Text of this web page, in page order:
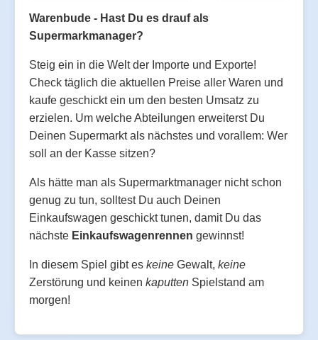
Warenbude - Hast Du es drauf als
Supermarkmanager?
Steig ein in die Welt der Importe und Exporte!
Check täglich die aktuellen Preise aller Waren und
kaufe geschickt ein um den besten Umsatz zu
erzielen. Um welche Abteilungen erweiterst Du
Deinen Supermarkt als nächstes und vorallem: Wer
soll an der Kasse sitzen?
Als hätte man als Supermarktmanager nicht schon
genug zu tun, solltest Du auch Deinen
Einkaufswagen geschickt tunen, damit Du das
nächste Einkaufswagenrennen gewinnst!
In diesem Spiel gibt es keine Gewalt, keine
Zerstörung und keinen kaputten Spielstand am
morgen!